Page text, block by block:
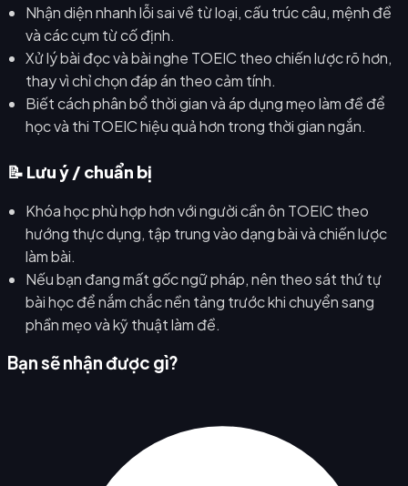
Nhận diện nhanh lỗi sai về từ loại, cấu trúc câu, mệnh đề
và các cụm từ cố định.
Xử lý bài đọc và bài nghe TOEIC theo chiến lược rõ hơn,
thay vì chỉ chọn đáp án theo cảm tính.
Biết cách phân bổ thời gian và áp dụng mẹo làm đề để
học và thi TOEIC hiệu quả hơn trong thời gian ngắn.
📝 Lưu ý / chuẩn bị
Khóa học phù hợp hơn với người cần ôn TOEIC theo
hướng thực dụng, tập trung vào dạng bài và chiến lược
làm bài.
Nếu bạn đang mất gốc ngữ pháp, nên theo sát thứ tự
bài học để nắm chắc nền tảng trước khi chuyển sang
phần mẹo và kỹ thuật làm đề.
Bạn sẽ nhận được gì?